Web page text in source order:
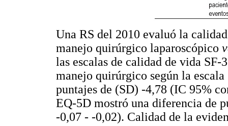
Una RS del 2010 evaluó la
manejo quirúrgico laparoscópico
las escalas de calidad de vida
manejo quirúrgico según la
puntajes de (SD) -4,78 (IC 95%
EQ-5D mostró una diferencia de
-0,07 - -0,02). Calidad de la